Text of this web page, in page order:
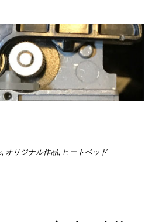
, オリジナル作品, ヒートベッド